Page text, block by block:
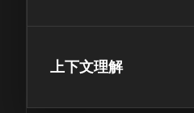
上下文理解